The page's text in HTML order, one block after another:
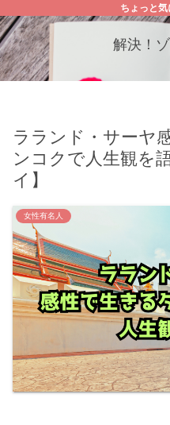
ちょっと気
解決！
ラランド・サーヤ
ンコクで人生観を
イ】
女性有名人